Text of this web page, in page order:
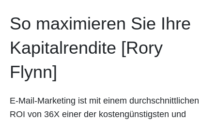
So maximieren Sie Ihre
Kapitalrendite [Rory
Flynn]
E-Mail-Marketing ist mit einem durchschnittlichen
ROI von 36X einer der kostengünstigsten und